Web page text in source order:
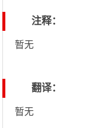
注释：
暂无
翻译：
暂无